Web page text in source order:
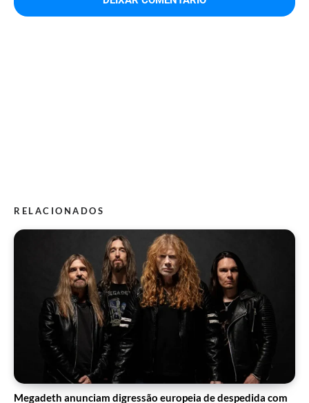
RELACIONADOS
Megadeth anunciam digressão europeia de despedida com